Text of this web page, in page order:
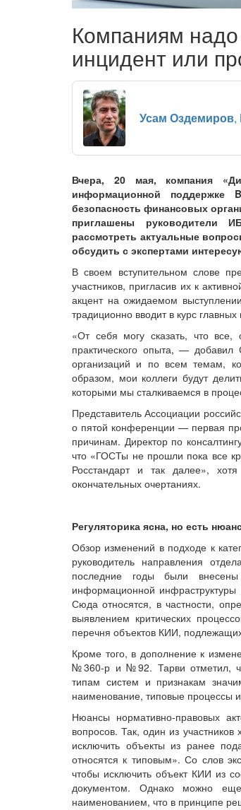
Компаниям надо
инцидент или
Усам Оздемиров,
Вчера, 20 мая, компания
информационной
безопасность финансовых
приглашены руководители
рассмотреть актуальные
обсудить с экспертами
В своем вступительном слове
участников, пригласив их к
акцент на ожидаемом
традиционно вводит в курс
«От себя могу сказать, что
практического опыта, —
организаций и по всем темам,
образом, мои коллеги будут
которыми мы сталкиваемся в
Представитель Ассоциации
о пятой конференции — первая
причинам. Директор по
что «ГОСТы не прошли пока все
Росстандарт и так далее»,
окончательных очертаниях.
Регуляторика ясна, но есть
Обзор изменений в подходе к
руководитель направления
последние годы были
информационной
Сюда относятся, в частности,
выявлением критических
перечня объектов КИИ,
Кроме того, в дополнение к
№360-р и №92. Тарви отметил,
типам систем и признакам
наименование, типовые процессы
Нюансы нормативно-правовых
вопросов. Так, один из
исключить объекты из ранее
относятся к типовым». Со слов
чтобы исключить объект КИИ из
документом. Однако можно
наименованием, что в принципе